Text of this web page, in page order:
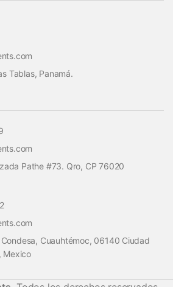
Tablas, Panamá.
Pathe #73. Qro, CP 76020
Cuauhtémoc, 06140 Ciudad
Mexico